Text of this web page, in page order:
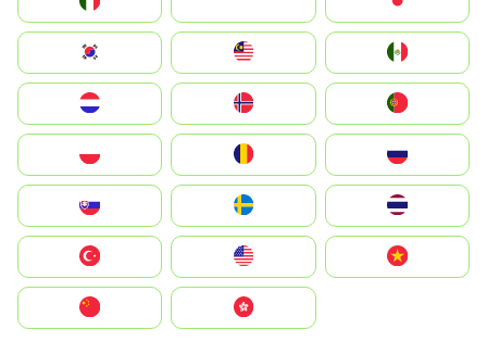
South Korea
United States
中國香港特別行政區